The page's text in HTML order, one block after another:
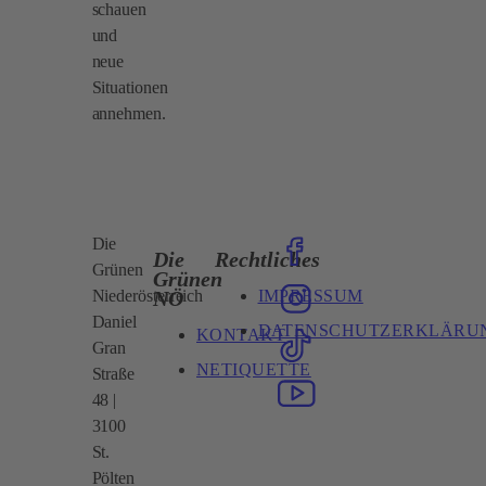
schauen
und
neue
Situationen
annehmen.
Die
Grünen
Niederösterreich
Daniel
Gran
Straße
48 |
3100
St.
Pölten
Die
Grünen
NÖ
KONTAKT
NETIQUETTE
Rechtliches
IMPRESSUM